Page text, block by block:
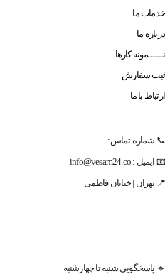
خدمات ما
درباره ما
نــــــمونه کارها
ثبت سفارش
ارتباط با ما
📞 شماره تماس:
📧 ایمیل : info@vesam24.co
📍 تهران | خیابان فاطمی
-------
🔹 پاسخگویی شنبه تا چهارشنبه